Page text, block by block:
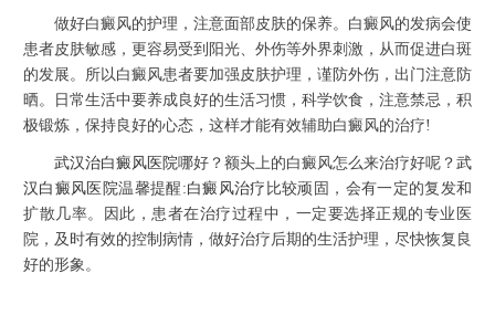
做好白癜风的护理，注意面部皮肤的保养。白癜风的发病会使
患者皮肤敏感，更容易受到阳光、外伤等外界刺激，从而促进白斑
的发展。所以白癜风患者要加强皮肤护理，谨防外伤，出门注意防
晒。日常生活中要养成良好的生活习惯，科学饮食，注意禁忌，积
极锻炼，保持良好的心态，这样才能有效辅助白癜风的治疗!
武汉治白癜风医院哪好？额头上的白癜风怎么来治疗好呢？ 武
汉白癜风医院温馨提醒:白癜风治疗 比较顽固，会有一定的复发和
扩散几率。因此，患者在治疗过程中，一定要选择正规的专业医
院，及时有效的控制病情，做好治疗后期的生活护理，尽快恢复良
好的形象。